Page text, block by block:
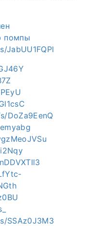
помпы
JabUU1FQPl
DoZa9EenQ
SSAz0J3M3